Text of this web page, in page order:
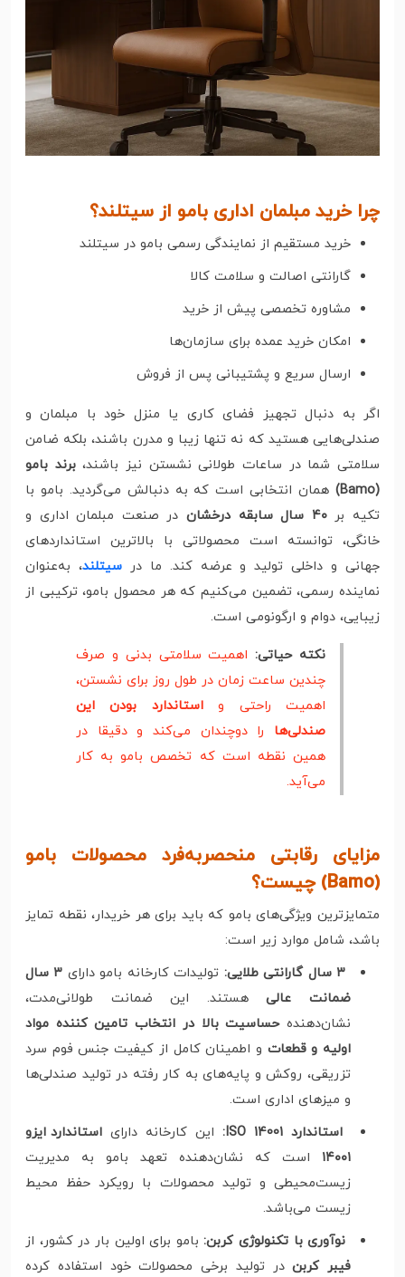
چرا خرید مبلمان اداری بامو از سیتلند؟
خرید مستقیم از نمایندگی رسمی بامو در سیتلند
گارانتی اصالت و سلامت کالا
مشاوره تخصصی پیش از خرید
امکان خرید عمده برای سازمان‌ها
ارسال سریع و پشتیبانی پس از فروش
اگر به دنبال تجهیز فضای کاری یا منزل خود با مبلمان و
صندلی‌هایی هستید که نه تنها زیبا و مدرن باشند، بلکه ضامن
سلامتی شما در ساعات طولانی نشستن نیز باشند،برند بامو
(Bamo)
همان انتخابی است که به دنبالش می‌گردید. بامو با
تکیه بر۴۰ سال سابقه درخشان
در صنعت مبلمان اداری و
خانگی، توانسته است محصولاتی با بالاترین استانداردهای
جهانی و داخلی تولید و عرضه کند. ما درسیتلند، به‌عنوان
نماینده رسمی، تضمین می‌کنیم که هر محصول بامو، ترکیبی از
زیبایی، دوام و ارگونومی است.
نکته حیاتی: اهمیت سلامتی بدنی و صرف
چندین ساعت زمان در طول روز برای نشستن،
اهمیت راحتی واستاندارد بودن این
صندلی‌ها را دوچندان می‌کند و دقیقا در
همین نقطه است که تخصص بامو به کار
می‌آید.
مزایای رقابتی منحصربه‌فرد محصولات بامو
(Bamo) چیست؟
متمایزترین ویژگی‌های بامو که باید برای هر خریدار، نقطه تمایز
باشد، شامل موارد زیر است:
تولیدات کارخانه بامو دارای
۳ سال
ضمانت عالیهستند. این ضمانت طولانی‌مدت،
نشان‌دهندهحساسیت بالا در انتخاب تامین کننده مواد
اولیه و قطعات و اطمینان کامل از کیفیت جنس فوم سرد
تزریقی، روکش و پایه‌های به کار رفته در تولید صندلی‌ها
و میزهای اداری است.
استاندارد ISO 14001:
این کارخانه دارای استاندارد ایزو
۱۴۰۰۱ است که نشان‌دهنده تعهد بامو به مدیریت
زیست‌محیطی و تولید محصولات با رویکرد حفظ محیط
زیست می‌باشد.
نوآوری با تکنولوژی کربن: بامو برای اولین بار در کشور، از
فیبر کربندر تولید برخی محصولات خود استفاده کرده